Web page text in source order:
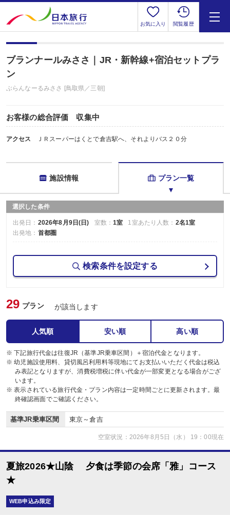
お気に入り 閲覧履歴
ブランナールみささ｜JR・新幹線+宿泊セットプラ
ン
ぶらんなーるみささ [鳥取県／三朝]
お客様の総合評価 収集中
アクセス ＪＲスーパーはくとで倉吉駅へ、それよりバス２０分
施設情報 プラン一覧
選択した条件
出発日： 2026年8月9日(日) 室数：1室 1室あたり人数： 2名1室
出発地： 首都圏
検索条件を設定する
29 プラン が該当します
人気順 安い順 高い順
※ 下記旅行代金は往復JR（基準JR乗車区間）＋宿泊代金となります。
※ 幼児施設使用料、貸切風呂利用料等現地にてお支払いいただく代金は税込
み表記となりますが、消費税増税に伴い代金が一部変更となる場合がござ
います。
※ 表示されている旅行代金・プラン内容は一定時間ごとに更新されます。最
終確認画面でご確認ください。
基準JR乗車区間 東京～倉吉
空室状況：2026年8月5日（水） 19：00現在
夏旅2026★山陰 夕食は季節の会席「雅」コース
★
WEB申込み限定